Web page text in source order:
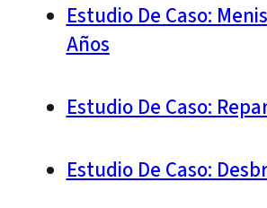
Estudio De Caso:
Años
Estudio De Caso:
Estudio De Caso: